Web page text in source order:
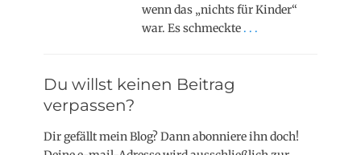
wenn das „nichts für Kinder“
war. Es schmeckte . . .
Du willst keinen Beitrag
verpassen?
Dir gefällt mein Blog? Dann abonniere ihn doch!